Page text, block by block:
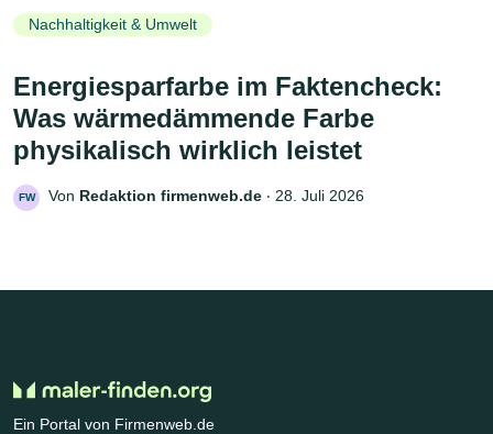
Nachhaltigkeit & Umwelt
Energiesparfarbe im Faktencheck:
Was wärmedämmende Farbe
physikalisch wirklich leistet
FW Von Redaktion firmenweb.de ‧ 28. Juli 2026
Ein Portal von Firmenweb.de